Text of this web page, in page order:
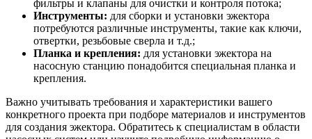
фильтры и клапаны для очистки и контроля потока;
Инструменты: для сборки и установки эжектора
потребуются различные инструменты, такие как ключи,
отвертки, резьбовые сверла и т.д.;
Планка и крепления: для установки эжектора на
насосную станцию понадобится специальная планка и
крепления.
Важно учитывать требования и характеристики вашего
конкретного проекта при подборе материалов и инструментов
для создания эжектора. Обратитесь к специалистам в области